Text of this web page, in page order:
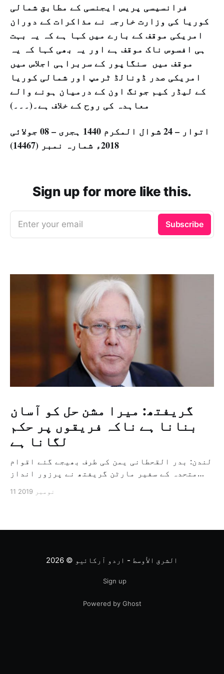
فرانسیسی پریس ایجنسی کے مطابق شمالی
کوریا کی وزارت خارجہ نے مذاکرات کے دوران
امریکی موقف کے بارے میں کہا ہے کہ یہ بہت
ہی افسوس ناک موقف ہے اور یہ بھی کہا کہ یہ
موقف میں سنگاپور کے سربراہی اجلاس میں
امریکی صدر ڈونالڈ ٹرمپ اور شمالی کوریا
کے لیڈر کیم جونگ اون کے درمیان ہونے والے
معاہدہ کی روح کے خلاف ہے۔(۔۔۔)
اتوار – 24 شوال المکرم 1440 ہجری – 08 جولائی
2018ء شمارہ نمبر (14467)
Sign up for more like this.
Enter your email Subscribe
گریفتھ: میرا مشن حل کو آسان
بنانا ہے ناکہ فریقوں پر حکم
لگانا ہے
لندن: بدر القحطانی یمن کی طرف بھیجے گئے اقوام
متحدہ کے سفیر مارٹن گریفتھ نے پرزور انداز
ثالثی اور اس کشمکش کی حدبندی کرنے کے لئے ایک
11 نومبر 2019
الشرق الأوسط - اردو آرکائیو © 2026
Sign up
Powered by Ghost